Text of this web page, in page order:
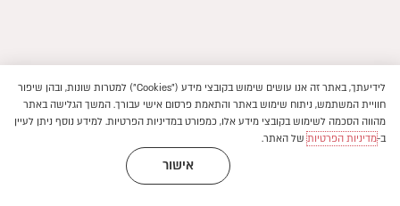
2026 © ספרים בעלמא || כל
הזכויות שמורות
תנאי שימוש באתר
הצהרת נגישות
הוקם ב ❤ על ידי –לימונדה 2.0
–פיתוח חנויות ואתרי תוכן
לידיעתך, באתר זה אנו עושים שימוש בקובצי מידע ("Cookies") למטרות שונות, ובהן שיפור
חוויית המשתמש, ניתוח שימוש באתר והתאמת פרסום אישי עבורך. המשך הגלישה באתר
מהווה הסכמה לשימוש בקובצי מידע אלו, כמפורט במדיניות הפרטיות. למידע נוסף ניתן לעיין
ב-מדיניות הפרטיותשל האתר.
אישור